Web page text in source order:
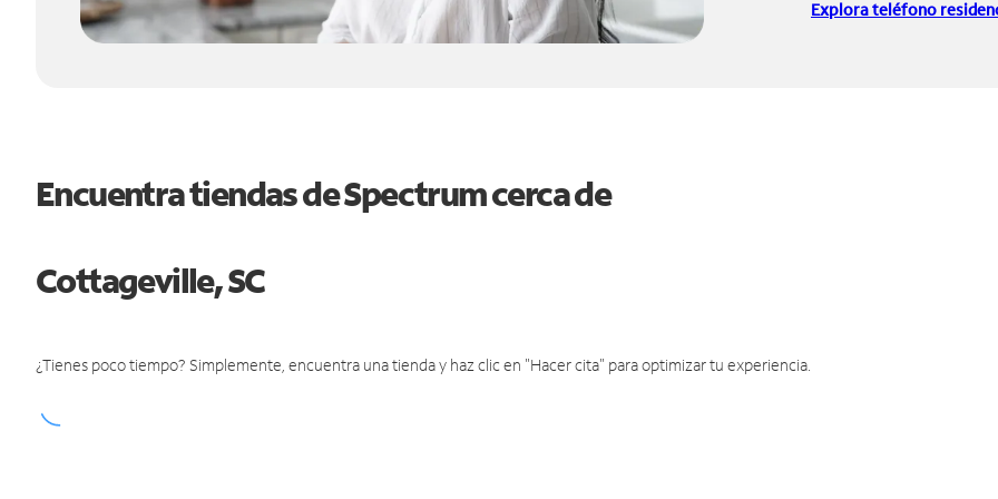
Explora teléfono
Encuentra tiendas de Spectrum cerca de
Cottageville, SC
¿Tienes poco tiempo? Simplemente, encuentra una tienda y haz clic en "Hacer cita" para optimizar tu experiencia.